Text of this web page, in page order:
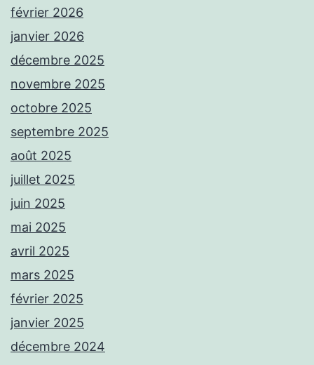
février 2026
janvier 2026
décembre 2025
novembre 2025
octobre 2025
septembre 2025
août 2025
juillet 2025
juin 2025
mai 2025
avril 2025
mars 2025
février 2025
janvier 2025
décembre 2024